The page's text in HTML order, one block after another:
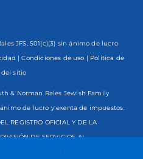
JFS, 501(c)(3) sin ánimo de lucro
|Condiciones de uso | Política de
del sitio
& Norman Rales Jewish Family
de lucro y exenta de impuestos.
REGISTRO OFICIAL Y DE LA
DE SERVICIOS AL